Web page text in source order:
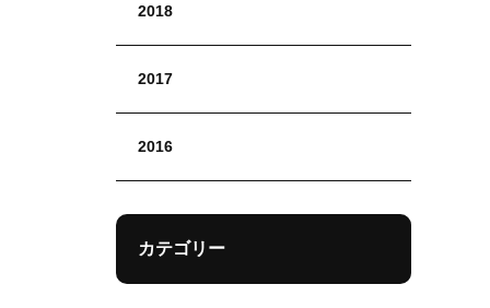
2018
2017
2016
カテゴリー